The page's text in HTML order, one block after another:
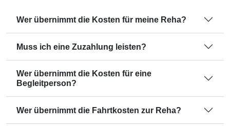
Wer übernimmt die Kosten für meine Reha?
Muss ich eine Zuzahlung leisten?
Wer übernimmt die Kosten für eine
Begleitperson?
Wer übernimmt die Fahrtkosten zur Reha?